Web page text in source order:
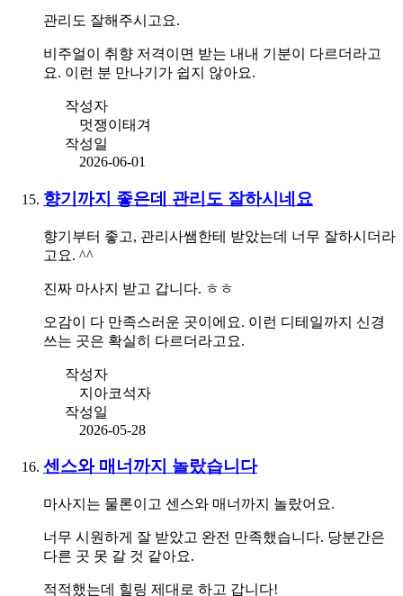
관리도 잘해주시고요.
비주얼이 취향 저격이면 받는 내내 기분이 다르더라고
요. 이런 분 만나기가 쉽지 않아요.
작성자
멋쟁이태겨
작성일
2026-06-01
향기까지 좋은데 관리도 잘하시네요
향기부터 좋고, 관리사쌤한테 받았는데 너무 잘하시더라
고요. ^^
진짜 마사지 받고 갑니다. ㅎㅎ
오감이 다 만족스러운 곳이에요. 이런 디테일까지 신경
쓰는 곳은 확실히 다르더라고요.
작성자
지아코석자
작성일
2026-05-28
센스와 매너까지 놀랐습니다
마사지는 물론이고 센스와 매너까지 놀랐어요.
너무 시원하게 잘 받았고 완전 만족했습니다. 당분간은
다른 곳 못 갈 것 같아요.
적적했는데 힐링 제대로 하고 갑니다!